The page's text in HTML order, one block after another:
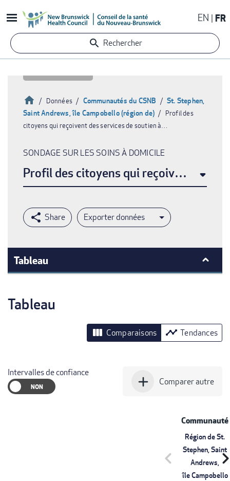
au
contenu
principal
EN FR
Rechercher
Fil
Accueil
Données Communautés du CSNB
St. Stephen,
Saint Andrews, île Campobello (région de)
Profil des
citoyens qui reçoivent des services de soutien à…
SONDAGE SUR LES SOINS À DOMICILE
Profil des citoyens qui reçoivent des
Exporter données
Tableau
Tableau
view_column Comparaisons timeline Tendances
Intervalles de confiance
add Comparer autre
Communauté
Région de St.
Stephen, Saint
Andrews,
île Campobello
chevron_left